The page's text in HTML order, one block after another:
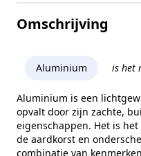
Omschrijving
Aluminium is het
Aluminium is een
opvalt door zijn zachte,
eigenschappen. Het is
de aardkorst en
combinatie van